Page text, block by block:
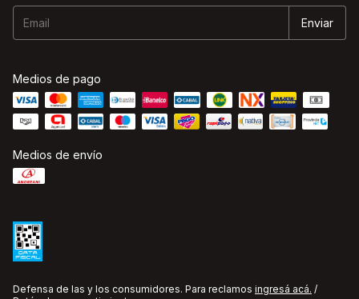
Medios de pago
Medios de envío
Defensa de las y los consumidores. Para reclamos ingresá acá. /